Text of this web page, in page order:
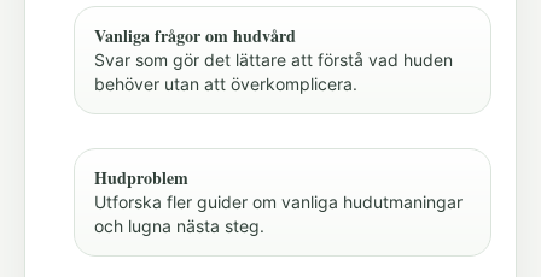
Vanliga frågor om hudvård
Svar som gör det lättare att förstå vad huden
behöver utan att överkomplicera.
Hudproblem
Utforska fler guider om vanliga hudutmaningar
och lugna nästa steg.